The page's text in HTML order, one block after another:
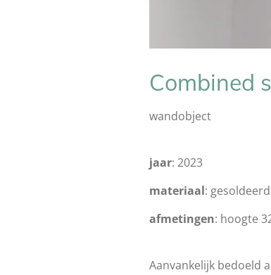
Combined
wandobject
jaar: 2023
materiaal:
afmetingen: hoogte
Aanvankelijk bedoeld